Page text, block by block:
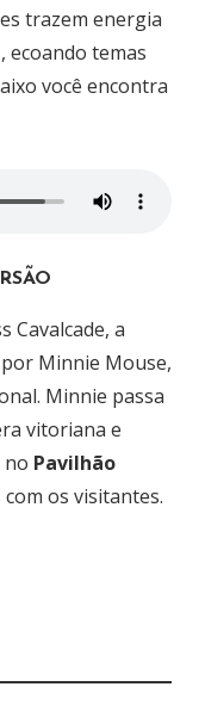
trazem energia
temas
você encontra
Cavalcade, a
Minnie Mouse,
Minnie passa
vitoriana e
no Pavilhão
os visitantes.